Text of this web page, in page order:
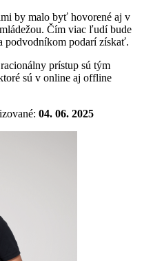
by malo byť hovorené aj v
Čím viac ľudí bude
podvodníkom podarí získať.
prístup sú tým
sú v online aj offline
04. 06. 2025